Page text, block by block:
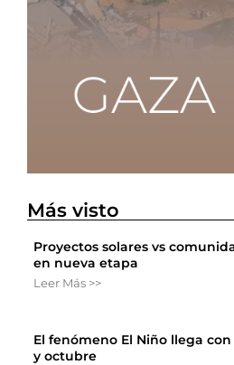
Más visto
Proyectos solares vs
en nueva etapa
Leer Más >>
El fenómeno El Niño llega
y octubre